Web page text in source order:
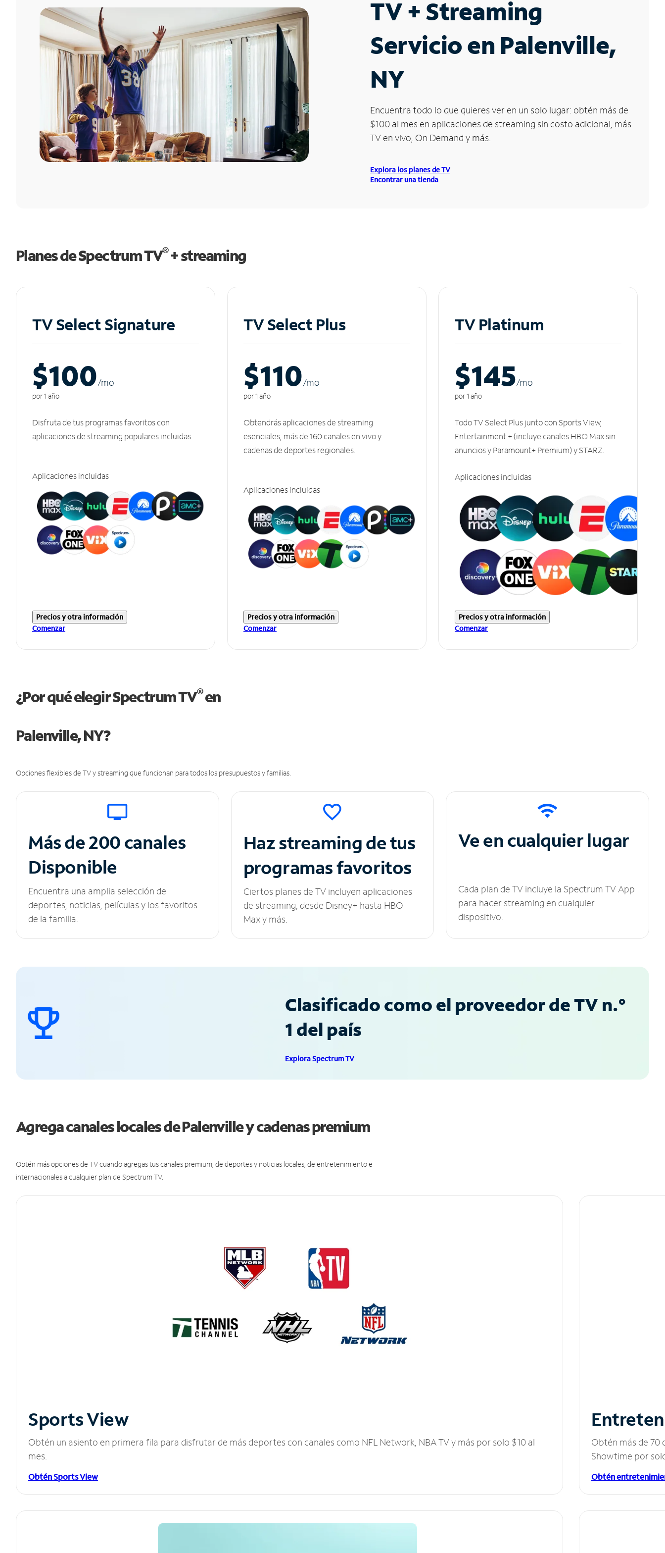
TV + Streaming
Servicio en Palenville,
NY
Encuentra todo lo que quieres ver en un solo lugar: obtén más de
$100 al mes en aplicaciones de streaming sin costo adicional, más
TV en vivo, On Demand y más.
Explora los planes de TV
Encontrar una tienda
Planes de Spectrum TV®+ streaming
TV Select Signature
$100/mo
por 1 año
Disfruta de tus programas favoritos con
aplicaciones de streaming populares incluidas.
Aplicaciones incluidas
Precios y otra información
Comenzar
TV Select Plus
$110/mo
por 1 año
Obtendrás aplicaciones de streaming
esenciales, más de 160 canales en vivo y
cadenas de deportes regionales.
Aplicaciones incluidas
Precios y otra información
Comenzar
TV Platinum
$145/mo
por 1 año
Todo TV Select Plus junto con Sports View,
Entertainment + (incluye canales HBO Max sin
anuncios y Paramount+ Premium) y STARZ.
Aplicaciones incluidas
Precios y otra información
Comenzar
¿Por qué elegir Spectrum TV®en
Palenville, NY?
Opciones flexibles de TV y streaming que funcionan para todos los presupuestos y familias.
Más de 200 canales
Disponible
Encuentra una amplia selección de
deportes, noticias, películas y los favoritos
de la familia.
Haz streaming de tus
programas favoritos
Ciertos planes de TV incluyen aplicaciones
de streaming, desde Disney+ hasta HBO
Max y más.
Ve en cualquier lugar
Cada plan de TV incluye la Spectrum TV App
para hacer streaming en cualquier
dispositivo.
Clasificado como el proveedor de TV n.°
1 del país
Explora Spectrum TV
Agrega canales locales de Palenville y cadenas premium
Obtén más opciones de TV cuando agregas tus canales premium, de deportes y noticias locales, de entretenimiento e
internacionales a cualquier plan de Spectrum TV.
Sports View
Obtén un asiento en primera fila para disfrutar de más deportes con canales como NFL Network, NBA TV y más por solo $10 al
mes.
Obtén Sports View
Obtén más de 70
Showtime por
Obtén